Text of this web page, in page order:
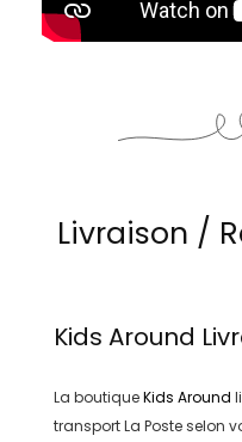
Livraison /
Kids Around
La boutiqueKids Around
transportLa Posteselon